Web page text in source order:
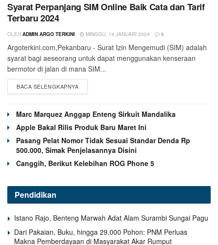
Syarat Perpanjang SIM Online Baik Cata dan Tarif
Terbaru 2024
OLEH ADMIN ARGO TERKINI MINGGU, 14 JANUARI 2024 0
Argoterkini.com,Pekanbaru - Surat Izin Mengemudi (SIM) adalah
syarat bagi aeseorang untuk dapat menggunakan kenseraan
bermotor di jalan di mana SIM...
BACA SELENGKAPNYA
Marc Marquez Anggap Enteng Sirkuit Mandalika
Apple Bakal Rilis Produk Baru Maret Ini
Pasang Pelat Nomor Tidak Sesuai Standar Denda Rp
500.000, Simak Penjelasannya Disini
Canggih, Berikut Kelebihan ROG Phone 5
Pendidikan
Istano Rajo, Benteng Marwah Adat Alam Surambi Sungai Pagu
Dari Pakaian, Buku, hingga 29.000 Pohon: PNM Perluas
Makna Pemberdayaan di Masyarakat Akar Rumput